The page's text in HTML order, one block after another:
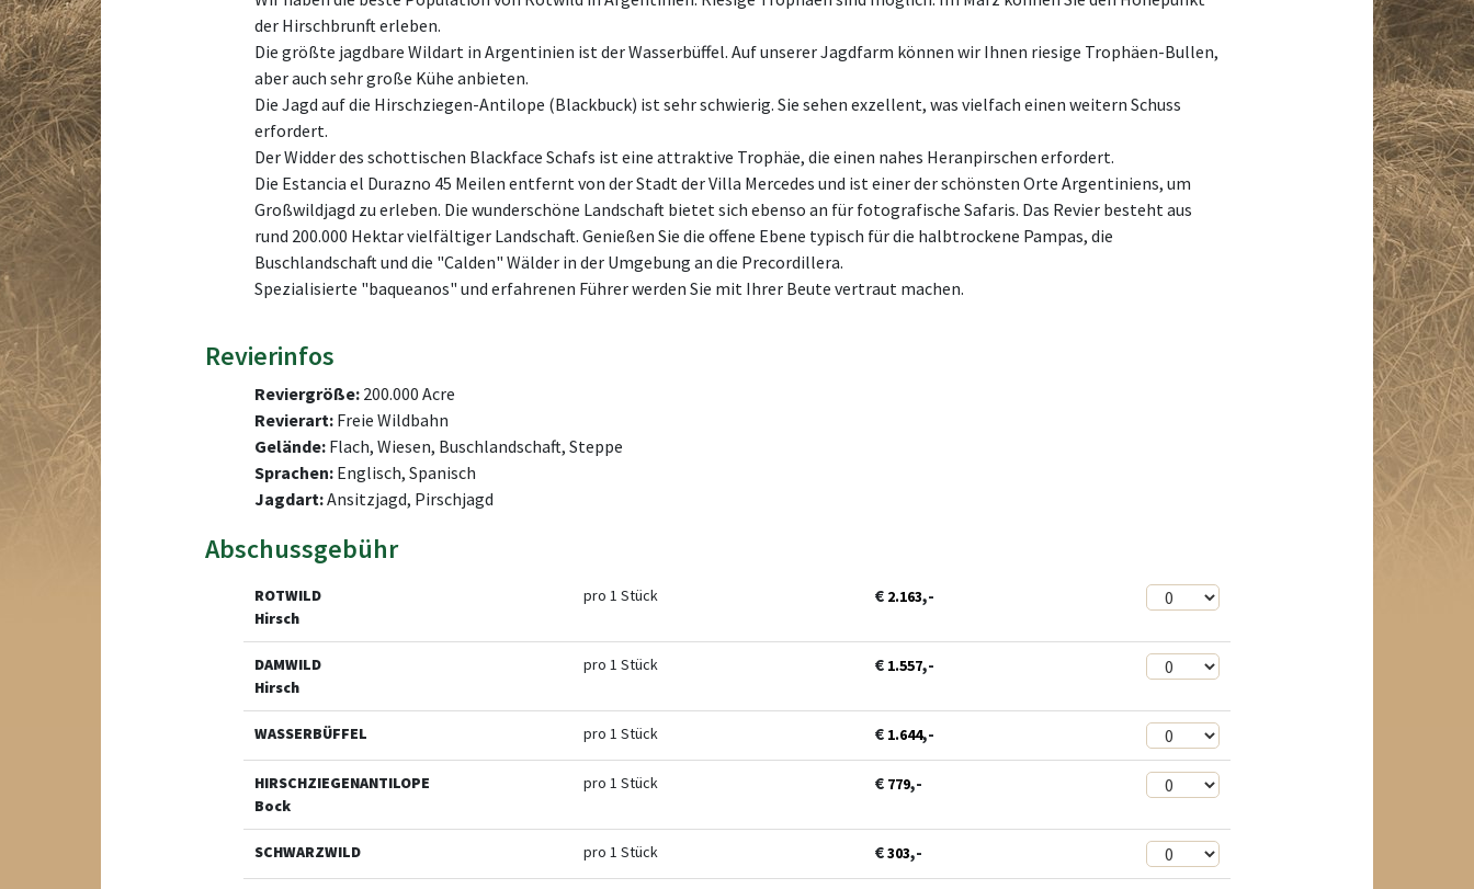
der Hirschbrunft erleben.
Die größte jagdbare Wildart in Argentinien ist der Wasserbüffel. Auf unserer Jagdfarm ​​können wir Ihnen riesige Trophäen-Bullen,
aber auch sehr große Kühe anbieten.
Die Jagd auf die Hirschziegen-Antilope (Blackbuck) ist sehr schwierig. Sie sehen exzellent, was vielfach einen weitern Schuss
erfordert.
Der Widder des schottischen Blackface Schafs ist eine attraktive Trophäe, die einen nahes Heranpirschen erfordert.
Die Estancia el Durazno 45 Meilen entfernt von der Stadt der Villa Mercedes und ist einer der schönsten Orte Argentiniens, um
Großwildjagd zu erleben. Die wunderschöne Landschaft bietet sich ebenso an für fotografische Safaris. Das Revier besteht aus
rund 200.000 Hektar vielfältiger Landschaft. Genießen Sie die offene Ebene typisch für die halbtrockene Pampas, die
Buschlandschaft und die "Calden" Wälder in der Umgebung an die Precordillera.
Spezialisierte "baqueanos" und erfahrenen Führer werden Sie mit Ihrer Beute vertraut machen.
Revierinfos
Reviergröße: 200.000 Acre
Revierart: Freie Wildbahn
Gelände: Flach, Wiesen, Buschlandschaft, Steppe
Sprachen: Englisch, Spanisch
Jagdart:Ansitzjagd, Pirschjagd
Abschussgebühr
ROTWILD
Hirsch
pro 1 Stück € 2.163,-
DAMWILD
Hirsch
pro 1 Stück € 1.557,-
WASSERBÜFFEL pro 1 Stück € 1.644,-
HIRSCHZIEGENANTILOPE
Bock
pro 1 Stück € 779,-
SCHWARZWILD pro 1 Stück €303,-